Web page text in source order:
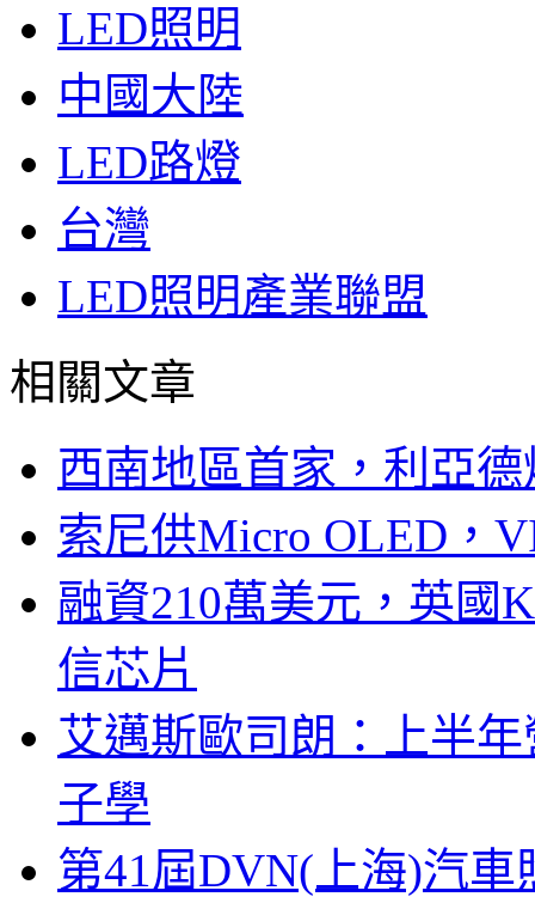
LED照明
中國大陸
LED路燈
台灣
LED照明產業聯盟
相關文章
西南地區首家，利亞
索尼供Micro OLED，
融資210萬美元，英國
信芯片
艾邁斯歐司朗：上半
子學
第41屆DVN(上海)汽